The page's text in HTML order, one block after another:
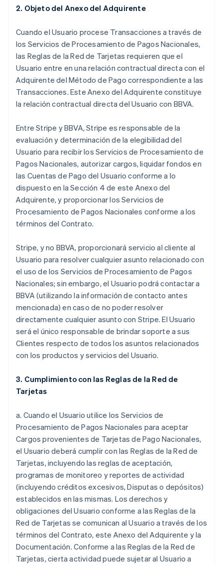
2. Objeto del Anexo del Adquirente
Cuando el Usuario procese Transacciones a través de
los Servicios de Procesamiento de Pagos Nacionales,
las Reglas de la Red de Tarjetas requieren que el
Usuario entre en una relación contractual directa con el
Adquirente del Método de Pago correspondiente a las
Transacciones. Este Anexo del Adquirente constituye
la relación contractual directa del Usuario con BBVA.
Entre Stripe y BBVA, Stripe es responsable de la
evaluación y determinación de la elegibilidad del
Usuario para recibir los Servicios de Procesamiento de
Pagos Nacionales, autorizar cargos, liquidar fondos en
las Cuentas de Pago del Usuario conforme a lo
dispuesto en la Sección 4 de este Anexo del
Adquirente, y proporcionar los Servicios de
Procesamiento de Pagos Nacionales conforme a los
términos del Contrato.
Stripe, y no BBVA, proporcionará servicio al cliente al
Usuario para resolver cualquier asunto relacionado con
el uso de los Servicios de Procesamiento de Pagos
Nacionales; sin embargo, el Usuario podrá contactar a
BBVA (utilizando la información de contacto antes
mencionada) en caso de no poder resolver
directamente cualquier asunto con Stripe. El Usuario
será el único responsable de brindar soporte a sus
Clientes respecto de todos los asuntos relacionados
con los productos y servicios del Usuario.
3. Cumplimiento con las Reglas de la Red de
Tarjetas
a. Cuando el Usuario utilice los Servicios de
Procesamiento de Pagos Nacionales para aceptar
Cargos provenientes de Tarjetas de Pago Nacionales,
el Usuario deberá cumplir con las Reglas de la Red de
Tarjetas, incluyendo las reglas de aceptación,
programas de monitoreo y reportes de actividad
(incluyendo créditos excesivos, Disputas o depósitos)
establecidos en las mismas. Los derechos y
obligaciones del Usuario conforme a las Reglas de la
Red de Tarjetas se comunican al Usuario a través de los
términos del Contrato, este Anexo del Adquirente y la
Documentación. Conforme a las Reglas de la Red de
Tarjetas, cierta actividad puede sujetar al Usuario a